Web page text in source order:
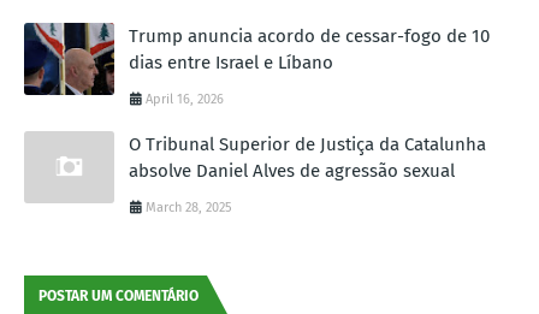
Trump anuncia acordo de cessar-fogo de 10
dias entre Israel e Líbano
April 16, 2026
O Tribunal Superior de Justiça da Catalunha
absolve Daniel Alves de agressão sexual
March 28, 2025
POSTAR UM COMENTÁRIO